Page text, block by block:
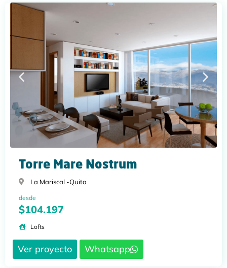
Torre Mare Nostrum
La Mariscal -Quito
desde
$104.197
Lofts
Ver proyecto Whatsapp